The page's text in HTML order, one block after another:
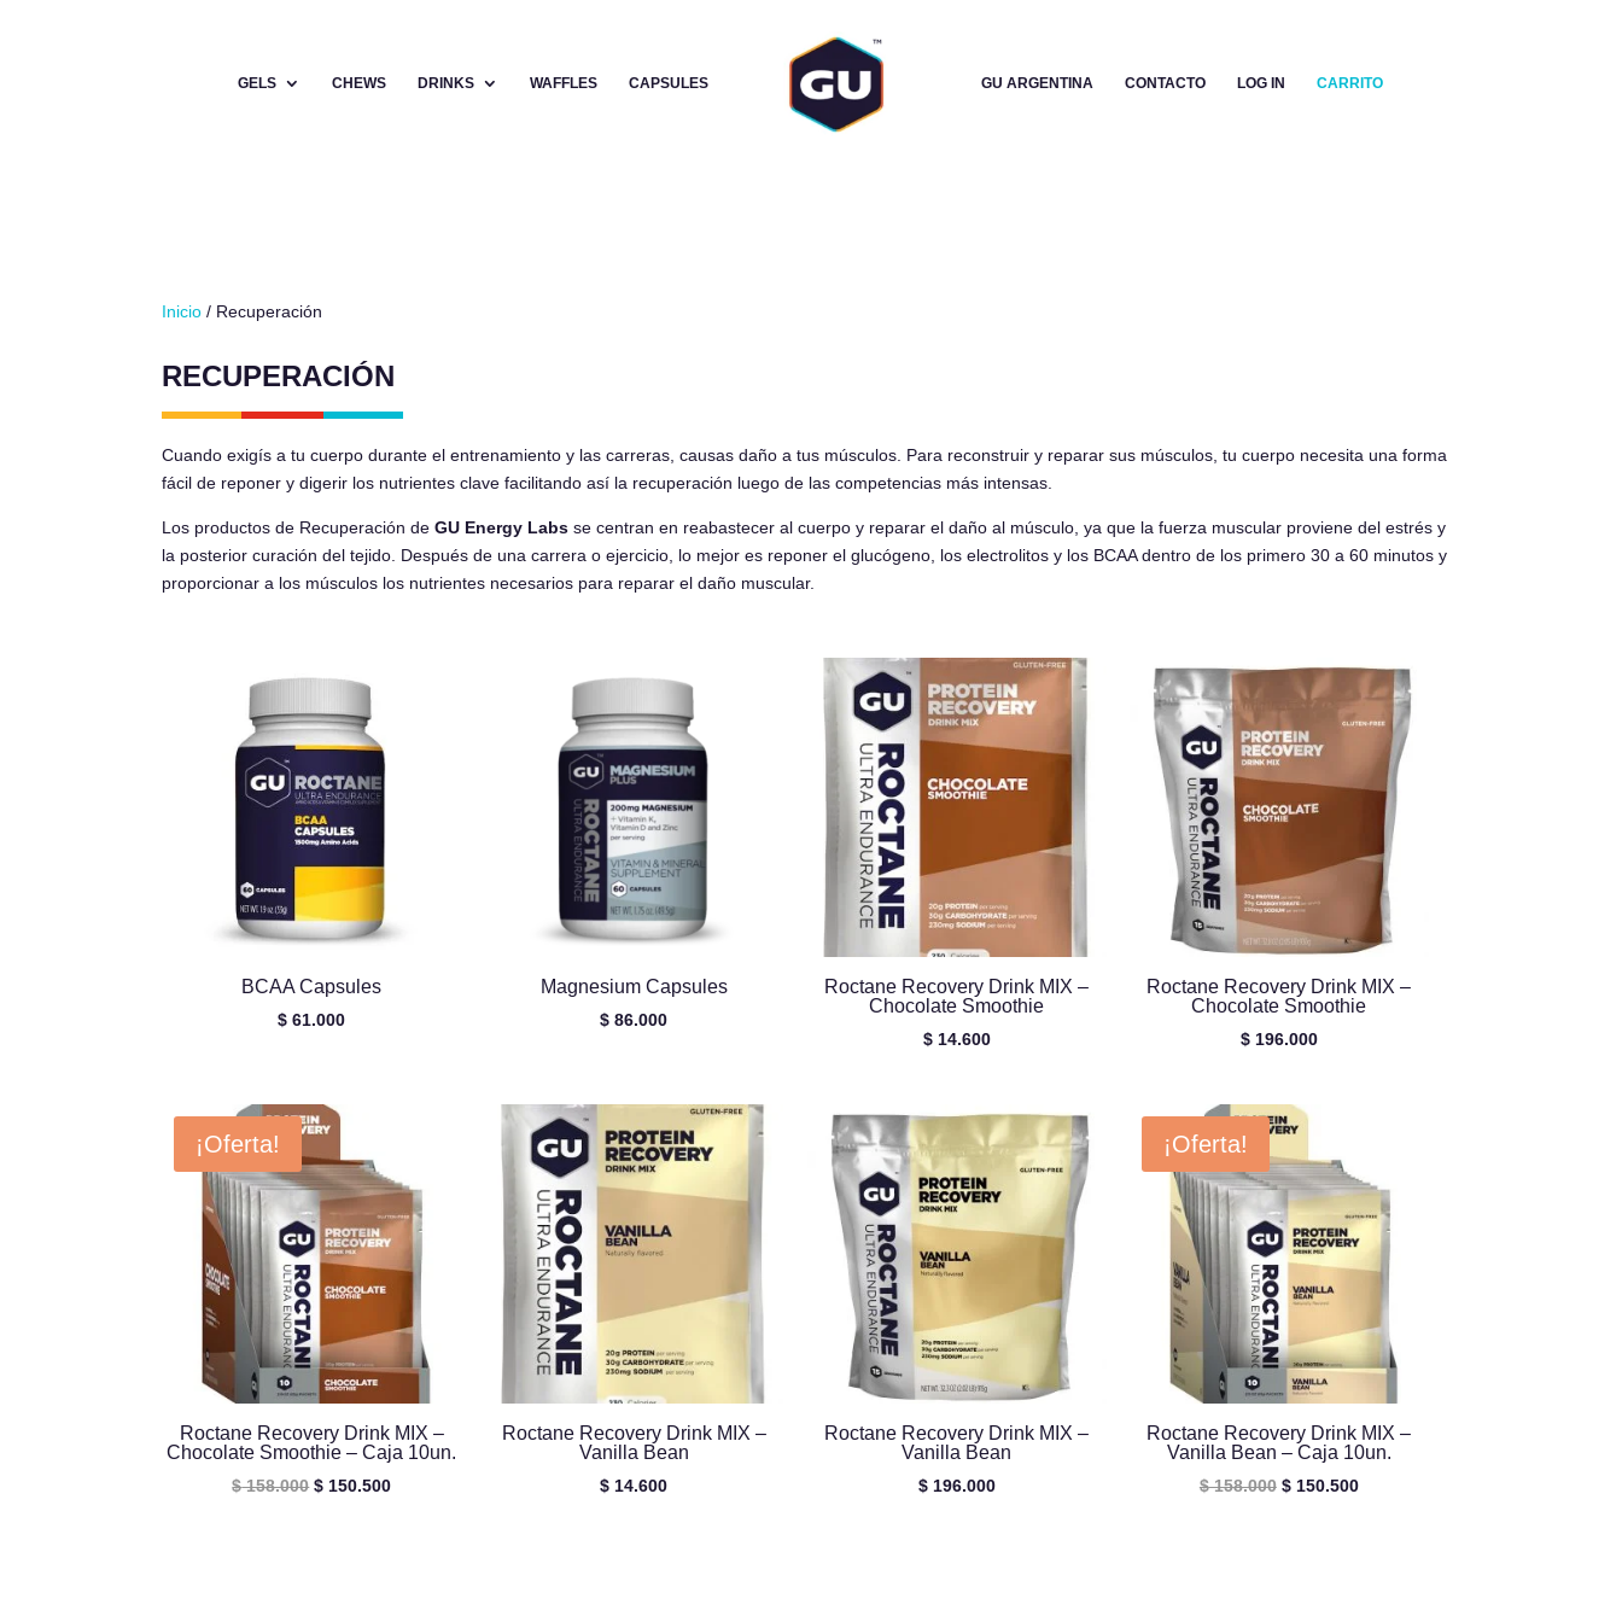
+
AÑADIR AL CARRITO
GELS CHEWS DRINKS WAFFLES CAPSULES GU ARGENTINA CONTACTO LOG IN CARRITO
Inicio / Recuperación
RECUPERACIÓN
Cuando exigís a tu cuerpo durante el entrenamiento y las carreras, causas daño a tus músculos. Para reconstruir y reparar sus músculos, tu cuerpo necesita una forma
fácil de reponer y digerir los nutrientes clave facilitando así la recuperación luego de las competencias más intensas.
Los productos de Recuperación deGU Energy Labs se centran en reabastecer al cuerpo y reparar el daño al músculo, ya que la fuerza muscular proviene del estrés y
la posterior curación del tejido. Después de una carrera o ejercicio, lo mejor es reponer el glucógeno, los electrolitos y los BCAA dentro de los primero 30 a 60 minutos y
proporcionar a los músculos los nutrientes necesarios para reparar el daño muscular.
BCAA Capsules
$ 61.000
Magnesium Capsules
$ 86.000
Roctane Recovery Drink MIX –
Chocolate Smoothie
$14.600
Roctane Recovery Drink MIX –
Chocolate Smoothie
$196.000
¡Oferta!
Roctane Recovery Drink MIX –
Chocolate Smoothie – Caja 10un.
$158.000 El
$ 150.500El
Roctane Recovery Drink MIX –
Vanilla Bean
$ 14.600
Roctane Recovery Drink MIX –
Vanilla Bean
$196.000
¡Oferta!
Roctane Recovery Drink MIX –
Vanilla Bean – Caja 10un.
$158.000 El
$150.500El